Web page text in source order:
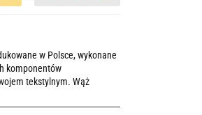
w Polsce, wykonane
komponentów
tekstylnym. Wąż